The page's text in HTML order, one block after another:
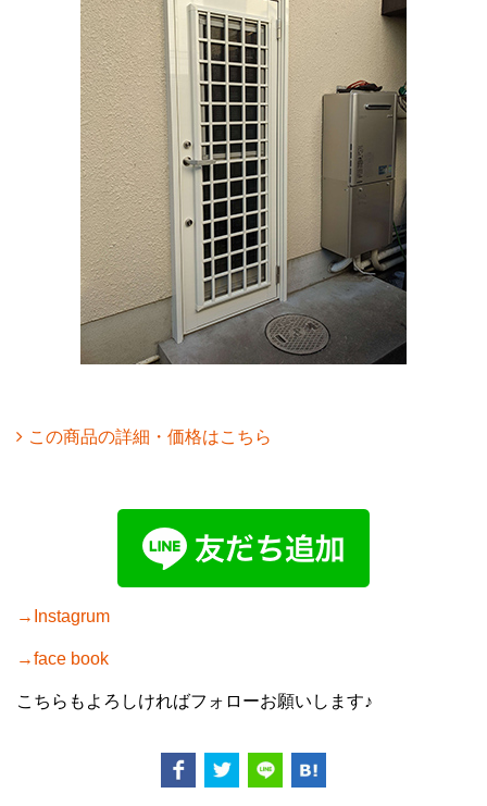
この商品の詳細・価格はこちら
→Instagrum
→face book
こちらもよろしければフォローお願いします♪